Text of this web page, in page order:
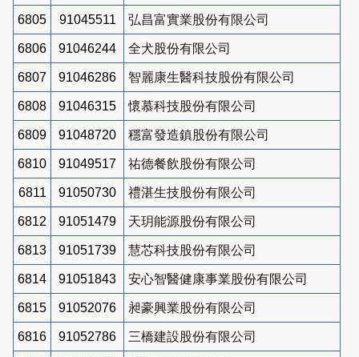
6805 91045511 弘昌富實業股份有限公司
6806 91046244 全犬股份有限公司
6807 91046286 智麗康生醫科技股份有限公司
6808 91046315 懷慕科技股份有限公司
6809 91048720 穩富發造鎮股份有限公司
6810 91049517 祐德餐飲股份有限公司
6811 91050730 禮湛生技股份有限公司
6812 91051479 天玥能源股份有限公司
6813 91051739 慧芯科技股份有限公司
6814 91051843 安心智醫健康事業股份有限公司
6815 91052076 昶豪興業股份有限公司
6816 91052786 三橋建設股份有限公司